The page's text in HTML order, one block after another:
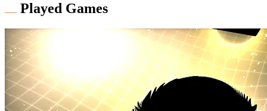
Played Games